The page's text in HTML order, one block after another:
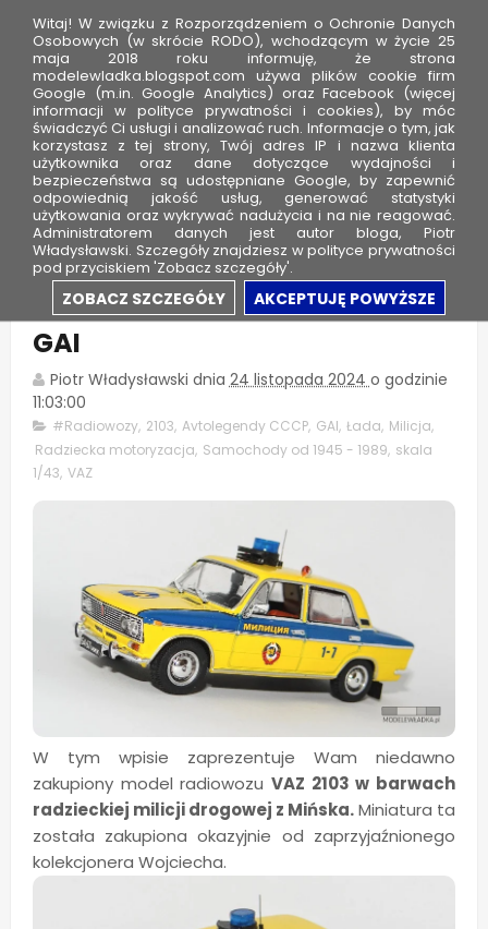
a
Łada 1500 (VAZ 2103) - Milicja
GAI
Piotr Władysławski dnia 24 listopada 2024 o godzinie
11:03:00
#Radiowozy, 2103, Avtolegendy CCCP, GAI, Łada, Milicja,
Radziecka motoryzacja, Samochody od 1945 - 1989, skala
1/43, VAZ
W tym wpisie zaprezentuje Wam niedawno
zakupiony model radiowozu VAZ 2103 w barwach
radzieckiej milicji drogowej z Mińska.Miniatura ta
została zakupiona okazyjnie od zaprzyjaźnionego
kolekcjonera Wojciecha.
Witaj! W związku z Rozporządzeniem o Ochronie Danych
Osobowych (w skrócie RODO), wchodzącym w życie 25
maja 2018 roku informuję, że strona
modelewladka.blogspot.com używa plików cookie firm
Google (m.in. Google Analytics) oraz Facebook (więcej
informacji w polityce prywatności i cookies), by móc
świadczyć Ci usługi i analizować ruch. Informacje o tym, jak
korzystasz z tej strony, Twój adres IP i nazwa klienta
użytkownika oraz dane dotyczące wydajności i
bezpieczeństwa są udostępniane Google, by zapewnić
odpowiednią jakość usług, generować statystyki
użytkowania oraz wykrywać nadużycia i na nie reagować.
Administratorem danych jest autor bloga, Piotr
Władysławski. Szczegóły znajdziesz w polityce prywatności
pod przyciskiem 'Zobacz szczegóły'.
ZOBACZ SZCZEGÓŁY AKCEPTUJĘ POWYŻSZE